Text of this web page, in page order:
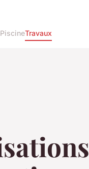
PiscineTravaux